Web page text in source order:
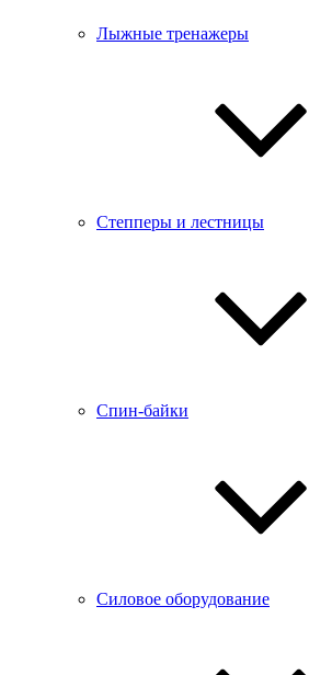
Лыжные тренажеры
Степперы и лестницы
Спин-байки
Силовое оборудование